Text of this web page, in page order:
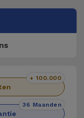
+ 100.000
36 Maanden